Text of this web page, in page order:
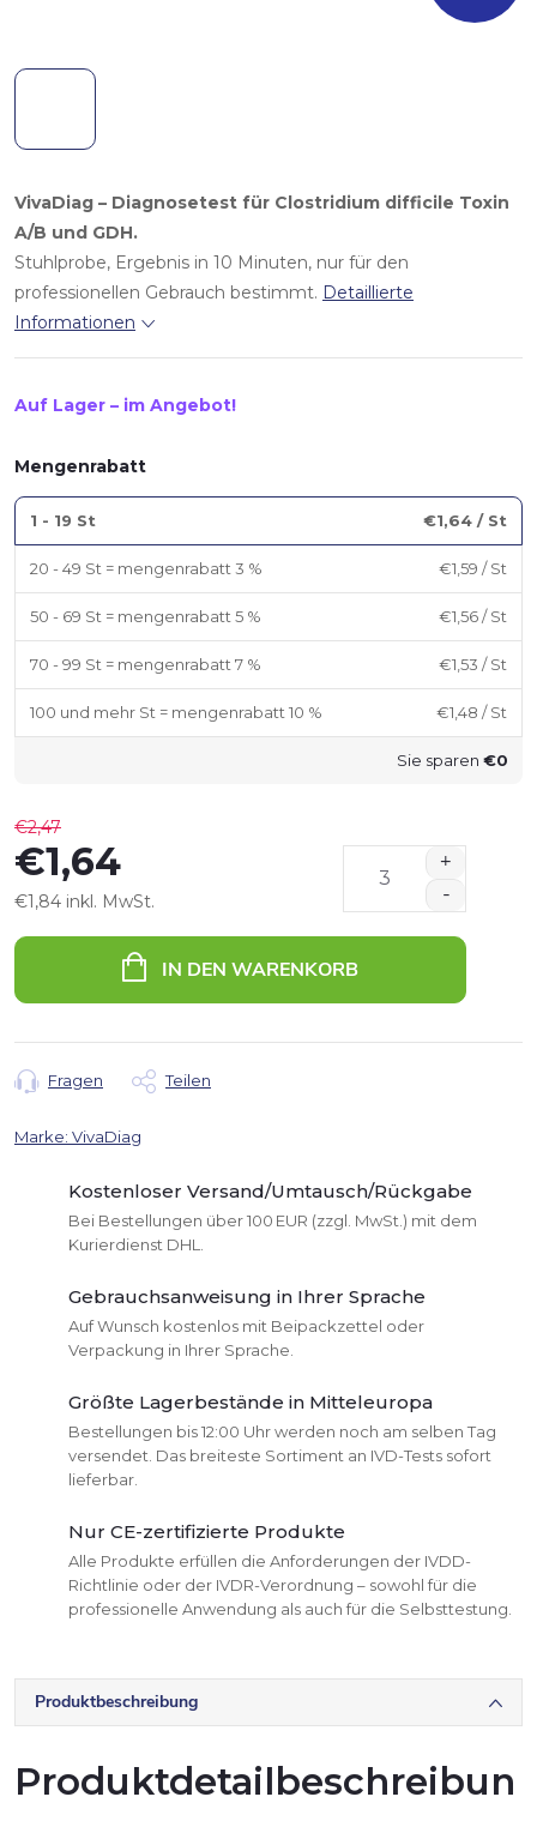
VivaDiag – Diagnosetest für Clostridium difficile Toxin
A/B und GDH.
Stuhlprobe, Ergebnis in 10 Minuten, nur für den
professionellen Gebrauch bestimmt. Detaillierte
Informationen
Auf Lager – im Angebot!
Mengenrabatt
1 - 19 St €1,64 / St
20 - 49 St = mengenrabatt 3 % €1,59 / St
50 - 69 St = mengenrabatt 5 % €1,56/ St
70 - 99 St = mengenrabatt 7 % €1,53 / St
100 und mehr St = mengenrabatt 10 % €1,48 / St
Sie sparen €0
€2,47
€1,64
€1,84 inkl. MwSt.
IN DEN WARENKORB
Fragen Teilen
Marke: VivaDiag
Kostenloser Versand/Umtausch/Rückgabe
Bei Bestellungen über 100 EUR (zzgl. MwSt.) mit dem
Kurierdienst DHL.
Gebrauchsanweisung in Ihrer Sprache
Auf Wunsch kostenlos mit Beipackzettel oder
Verpackung in Ihrer Sprache.
Größte Lagerbestände in Mitteleuropa
Bestellungen bis 12:00 Uhr werden noch am selben Tag
versendet. Das breiteste Sortiment an IVD-Tests sofort
lieferbar.
Nur CE-zertifizierte Produkte
Alle Produkte erfüllen die Anforderungen der IVDD-
Richtlinie oder der IVDR-Verordnung – sowohl für die
professionelle Anwendung als auch für die Selbsttestung.
Produktbeschreibung
Produktdetailbeschreibun